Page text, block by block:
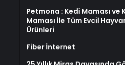
Petmona : Kedi Maması ve
Maması İle Tüm Evcil
Ürünleri
Fiber İnternet